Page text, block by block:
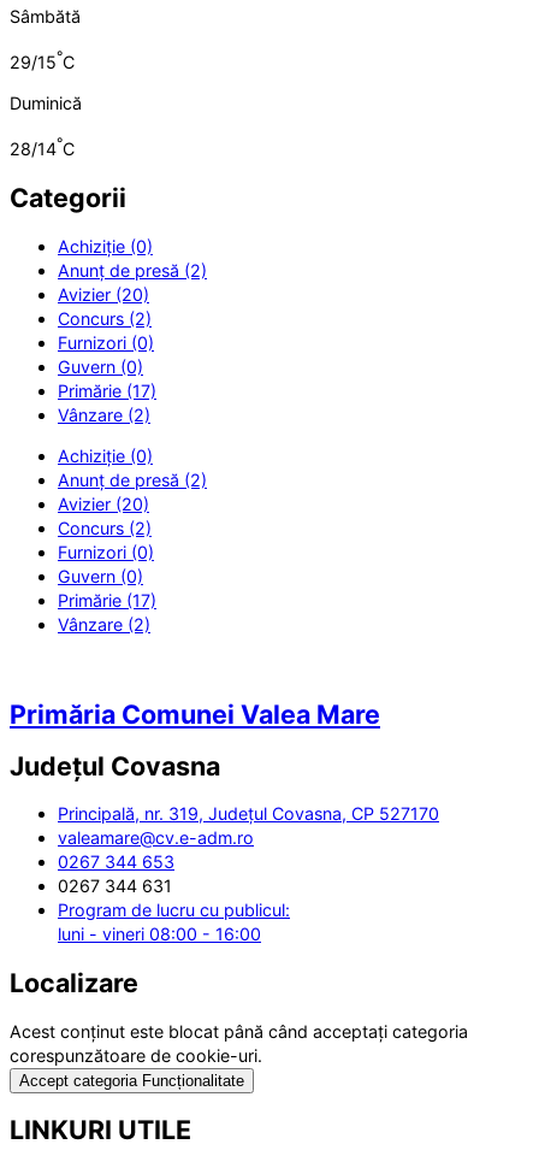
Sâmbătă
29/15°C
Duminică
28/14°C
Categorii
Achiziție (0)
Anunț de presă (2)
Avizier (20)
Concurs (2)
Furnizori (0)
Guvern (0)
Primărie (17)
Vânzare (2)
Achiziție (0)
Anunț de presă (2)
Avizier (20)
Concurs (2)
Furnizori (0)
Guvern (0)
Primărie (17)
Vânzare (2)
Primăria Comunei Valea Mare
Județul Covasna
Principală, nr. 319, Județul Covasna, CP 527170
valeamare@cv.e-adm.ro
0267 344 653
0267 344 631
Program de lucru cu publicul:
luni - vineri 08:00 - 16:00
Localizare
Acest conținut este blocat până când acceptați categoria
corespunzătoare de cookie-uri.
Accept categoria Funcționalitate
LINKURI UTILE